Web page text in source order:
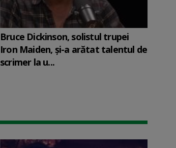
Bruce Dickinson, solistul trupei
Iron Maiden, şi-a arătat talentul de
scrimer la u...